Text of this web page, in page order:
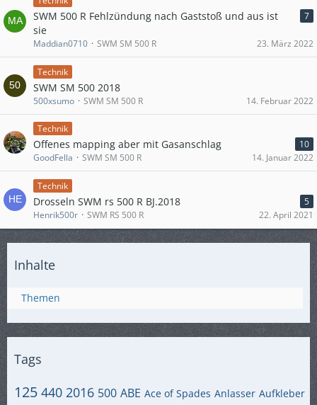
SWM 500 R Fehlzündung nach Gaststoß und aus ist
sie
7
Maddian0710 SWM SM 500 R 23. März 2022
Technik
SWM SM 500 2018
500xsumo SWM SM 500 R 14. Februar 2022
Technik
Offenes mapping aber mit Gasanschlag
10
GoodFella
SWM SM 500 R 14. Januar 2022
Technik
Drosseln SWM rs 500 R BJ.2018
5
Henrik500r
SWM RS 500 R 22. April 2021
Inhalte
Themen
Tags
125 440 2016 500 ABE Ace of Spades Anlasser Aufkleber